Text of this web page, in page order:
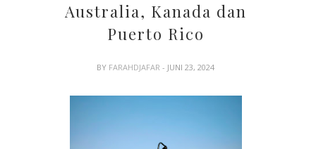
Australia, Kanada dan
Puerto Rico
BY FARAHDJAFAR- JUNI 23, 2024